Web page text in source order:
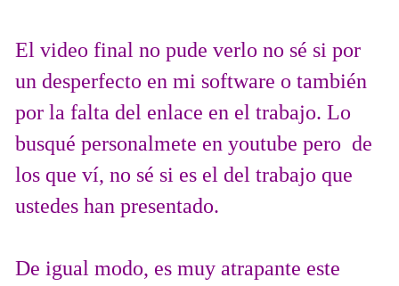
El video final no pude verlo no sé si por
un desperfecto en mi software o también
por la falta del enlace en el trabajo. Lo
busqué personalmete en youtube pero de
los que ví, no sé si es el del trabajo que
ustedes han presentado.
De igual modo, es muy atrapante este